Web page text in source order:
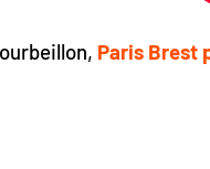
Paris Brest